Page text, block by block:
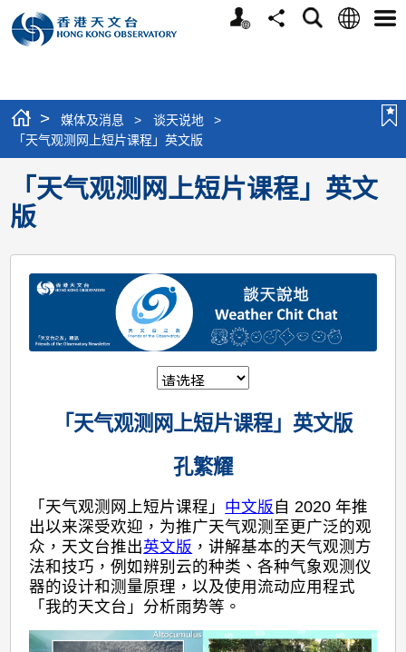
个
分
搜
语
选
> 媒体及消息 > 谈天说地
>
「天气观测网上短片课程」英文版
「天气观测网上短片课程」英文
版
「天气观测网上短片课程」英文版
孔繁耀
「天气观测网上短片课程」 中文版自 2020 年推
出以来深受欢迎，为推广天气观测至更广泛的观
众，天文台推出英文版 ，讲解基本的天气观测方
法和技巧，例如辨别云的种类、各种气象观测仪
器的设计和测量原理，以及使用流动应用程式
「我的天文台」分析雨势等。